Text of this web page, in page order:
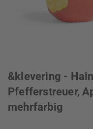
&klevering -
Pfefferstreuer,
mehrfarbig